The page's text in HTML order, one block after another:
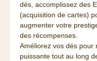
dés, accomplissez des
(acquisition de cartes)
augmenter votre
des récompenses.
Améliorez vos dés pour
puissante tout au long